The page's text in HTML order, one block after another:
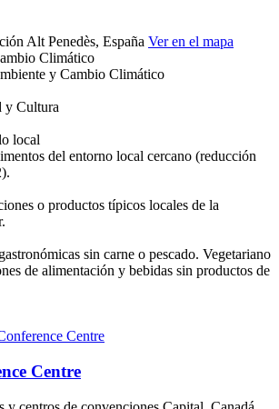
Alt Penedès, España Ver en el mapa
Climático
Vegetariano
Centre